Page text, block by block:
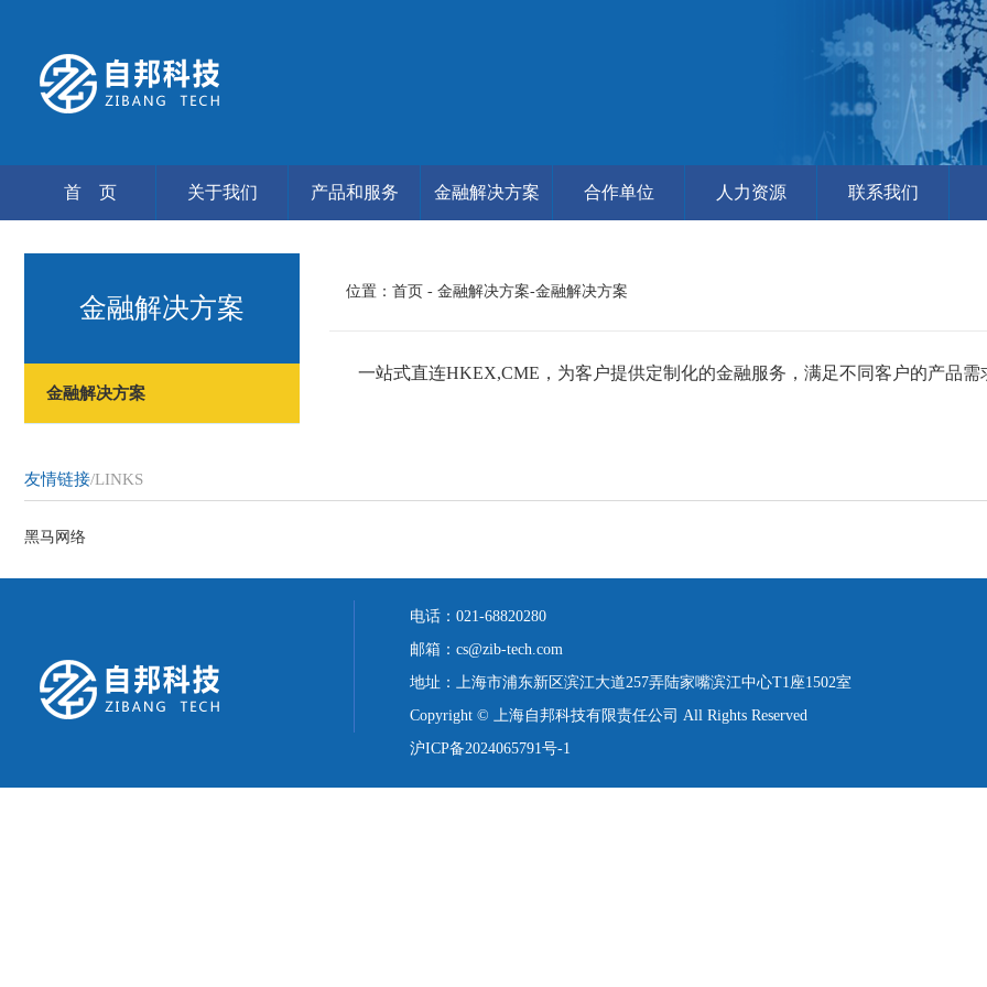
首 页 关于我们 产品和服务 金融解决方案 合作单位 人力资源 联系我们
金融解决方案
金融解决方案
位置： 首页 - 金融解决方案-金融解决方案
一站式直连HKEX,CME，为客户提供定制化的金融服务，满足不同客户的产品需
友情链接/LINKS
黑马网络
电话：021-68820280
邮箱：cs@zib-tech.com
地址：上海市浦东新区滨江大道257弄陆家嘴滨江中心T1座1502室
Copyright © 上海自邦科技有限责任公司 All Rights Reserved
沪ICP备2024065791号-1